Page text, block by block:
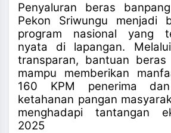
Penyaluran beras
Pekon Sriwungu menjadi
program nasional yang
nyata di lapangan.
transparan, bantuan beras
mampu memberikan
160 KPM penerima dan
ketahanan pangan
menghadapi tantangan
2025